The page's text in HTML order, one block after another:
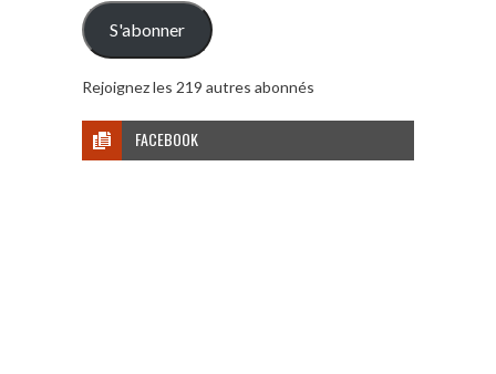
mail
S'abonner
Rejoignez les 219 autres abonnés
FACEBOOK